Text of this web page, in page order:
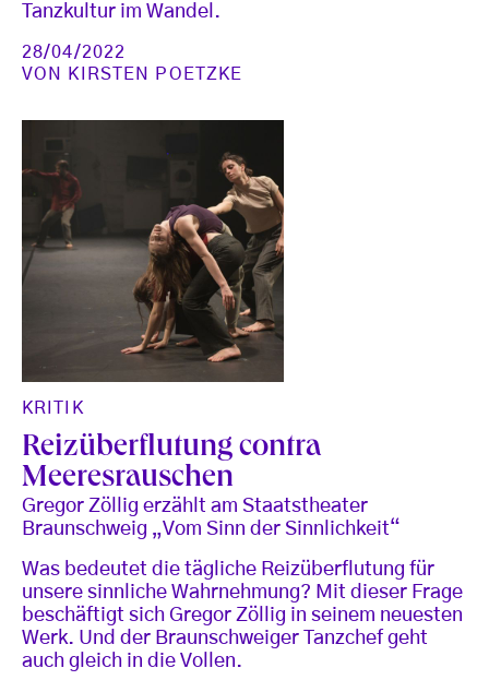
Tanzkultur im Wandel.
28/04/2022
VON
KIRSTEN POETZKE
KRITIK
Reizüberflutung contra
Meeresrauschen
Gregor Zöllig erzählt am Staatstheater
Braunschweig „Vom Sinn der Sinnlichkeit“
Was bedeutet die tägliche Reizüberflutung für
unsere sinnliche Wahrnehmung? Mit dieser Frage
beschäftigt sich Gregor Zöllig in seinem neuesten
Werk. Und der Braunschweiger Tanzchef geht
auch gleich in die Vollen.